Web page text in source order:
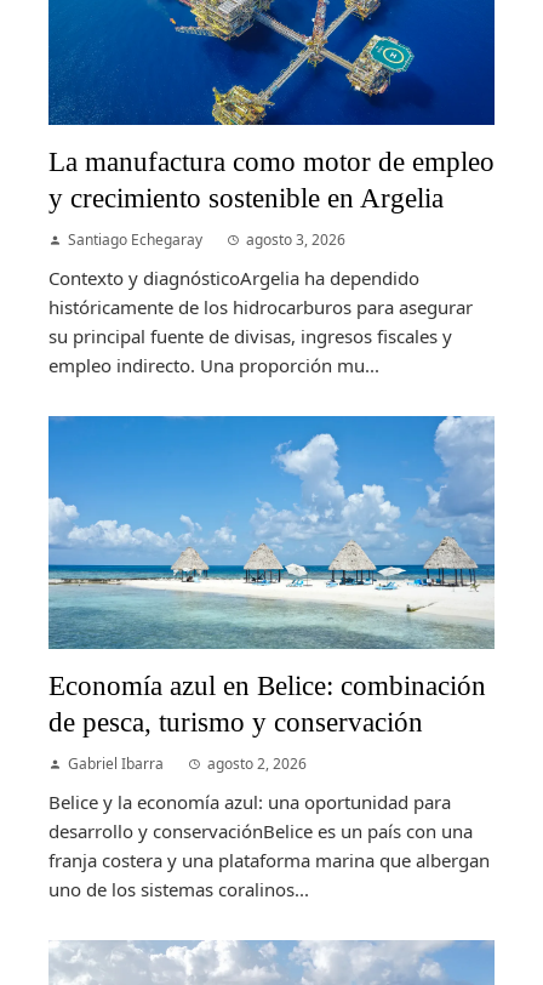
La manufactura como motor de empleo
y crecimiento sostenible en Argelia
Santiago Echegaray agosto 3, 2026
Contexto y diagnósticoArgelia ha dependido
históricamente de los hidrocarburos para asegurar
su principal fuente de divisas, ingresos fiscales y
empleo indirecto. Una proporción mu...
Economía azul en Belice: combinación
de pesca, turismo y conservación
Gabriel Ibarra agosto 2, 2026
Belice y la economía azul: una oportunidad para
desarrollo y conservaciónBelice es un país con una
franja costera y una plataforma marina que albergan
uno de los sistemas coralinos...